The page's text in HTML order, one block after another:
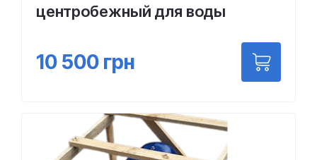
центробежный для воды
10 500 грн